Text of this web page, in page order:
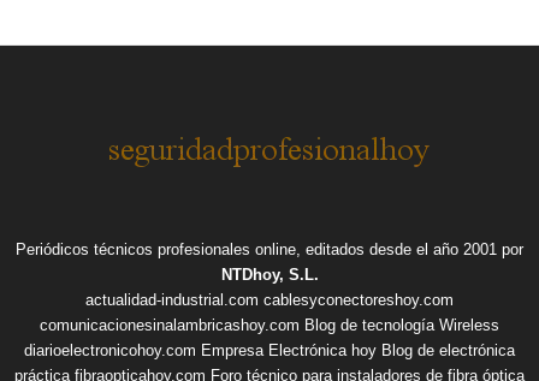
Periódicos técnicos profesionales online, editados desde el año 2001 por
NTDhoy, S.L.
actualidad-industrial.com cablesyconectoreshoy.com
comunicacionesinalambricashoy.com Blog de tecnología Wireless
diarioelectronicohoy.com Empresa Electrónica hoy Blog de electrónica
práctica fibraopticahoy.com Foro técnico para instaladores de fibra óptica